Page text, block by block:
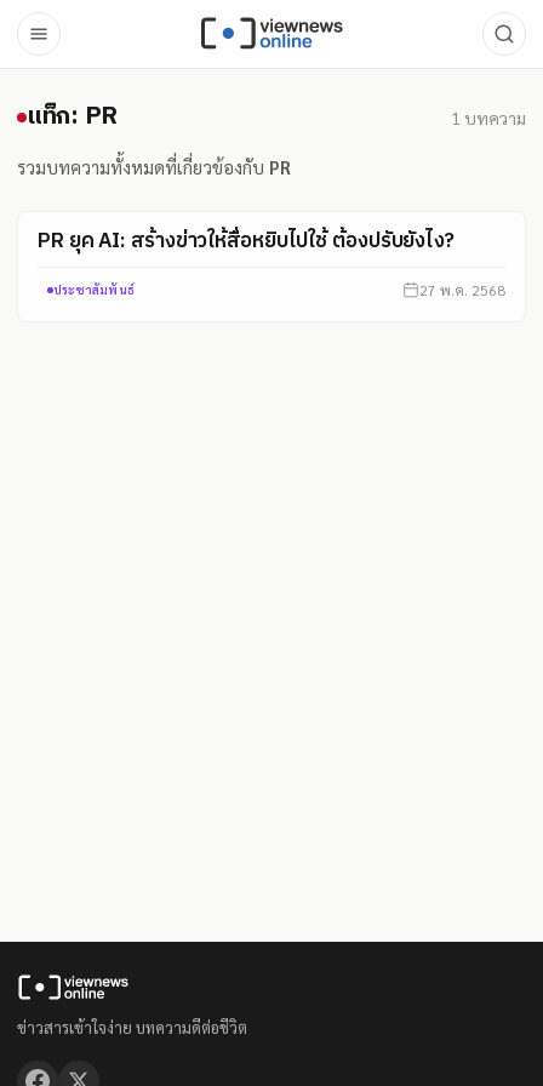
แท็ก: PR
แท็ก: PR 1 บทความ
รวมบทความทั้งหมดที่เกี่ยวข้องกับ PR
PR ยุค AI: สร้างข่าวให้สื่อหยิบไปใช้ ต้องปรับยังไง?
ประชาสัมพันธ์ 27 พ.ค. 2568
ข่าวสารเข้าใจง่าย บทความดีต่อชีวิต